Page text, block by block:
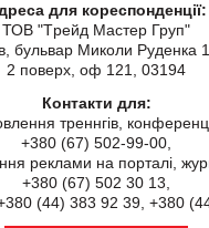
для кореспонденції:
ТОВ "Tрейд Мастер Груп"
бульвар Миколи Руденка
2 поверх, оф 121, 03194
Контакти для:
треннгів,
+380 (67) 502-99-00,
реклами на порталі,
+380 (67) 502 30 13,
(44) 383 92 39, +380